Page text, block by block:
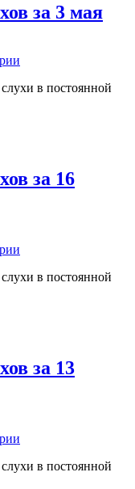
за 3 мая
в постоянной
за 16
в постоянной
за 13
в постоянной